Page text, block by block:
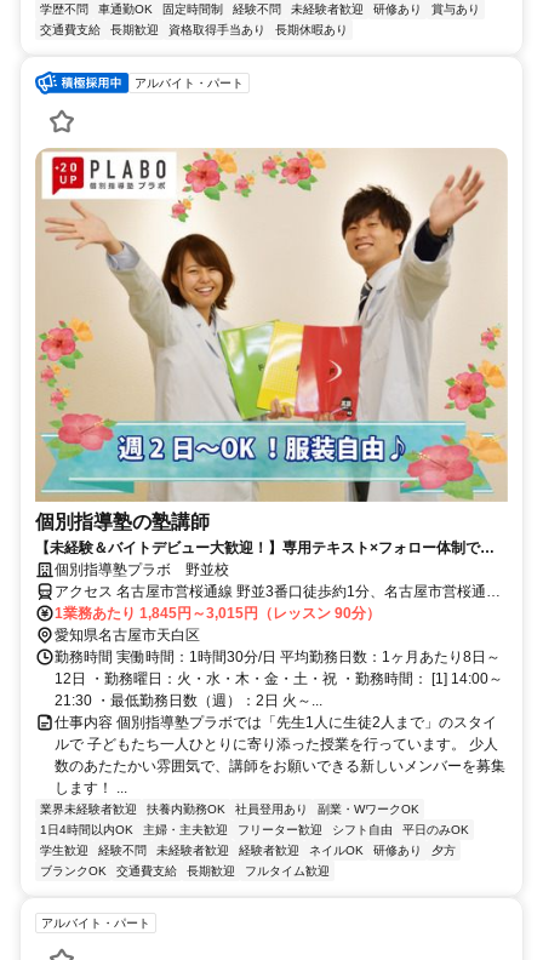
学歴不問
車通勤OK 固定時間制 経験不問 未経験者歓迎 研修あり
賞与あり
交通費支給
長期歓迎 資格取得手当あり 長期休暇あり
アルバイト・パート
個別指導塾の塾講師
【未経験＆バイトデビュー大歓迎！】専用テキスト×フォロー体制で安
心スタート☆ ●週2日・1日1コマ～OK ●私服OK ●成績UPで年3回ボ
ーナスあり
個別指導塾プラボ 野並校
アクセス 名古屋市営桜通線 野並3番口徒歩約1分、名古屋市営桜通線
鳴子北2番口徒歩約14分、名古屋市営桜通線 鶴里2番口徒歩約17分 野
並駅より徒歩1分
1業務あたり 1,845円～3,015円（レッスン 90分）
愛知県名古屋市天白区
勤務時間 実働時間：1時間30分/日 平均勤務日数：1ヶ月あたり8日～
12日 ・勤務曜日：火・水・木・金・土・祝 ・勤務時間： [1] 14:00～
21:30 ・最低勤務日数（週）：2日 火～...
仕事内容 個別指導塾プラボでは「先生1人に生徒2人まで」のスタイ
ルで 子どもたち一人ひとりに寄り添った授業を行っています。 少人
数のあたたかい雰囲気で、講師をお願いできる新しいメンバーを募集
します！ ...
業界未経験者歓迎 扶養内勤務OK 社員登用あり
副業・WワークOK
1日4時間以内OK
主婦・主夫歓迎 フリーター歓迎 シフト自由
平日のみOK
学生歓迎
経験不問 未経験者歓迎 経験者歓迎 ネイルOK 研修あり
夕方
ブランクOK
交通費支給 長期歓迎 フルタイム歓迎
アルバイト・パート